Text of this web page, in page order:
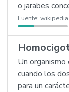
o jarabes
Fuente:
Un
cuando los
para un